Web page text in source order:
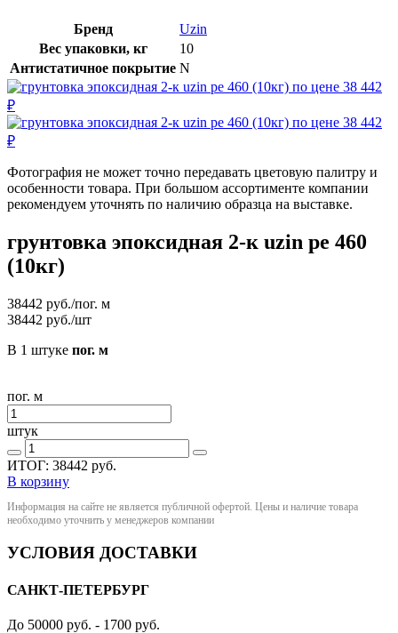
Бренд
Uzin
Вес упаковки, кг
10
Антистатичное покрытие N
Фотография не может точно передавать цветовую палитру и
особенности товара. При большом ассортименте компании
рекомендуем уточнять по наличию образца на выставке.
грунтовка эпоксидная 2-к uzin pe 460
(10кг)
38442 руб./пог. м
38442 руб./шт
В 1 штуке пог. м
пог. м
штук
ИТОГ: 38442 руб.
В корзину
Информация на сайте не является публичной офертой. Цены и наличие товара
необходимо уточнить у менеджеров компании
УСЛОВИЯ ДОСТАВКИ
САНКТ-ПЕТЕРБУРГ
До 50000 руб. - 1700 руб.